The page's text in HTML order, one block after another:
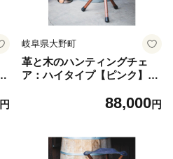
円
岐阜県大野町
革と木のハンティングチェ
ア：ハイタイプ【ピンク】
タリアンレザー】88,000円